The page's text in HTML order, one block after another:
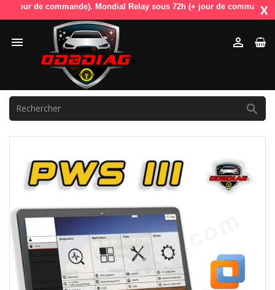
de commande). Mondial Relay sous 72h (+ jour de commande). X
 
